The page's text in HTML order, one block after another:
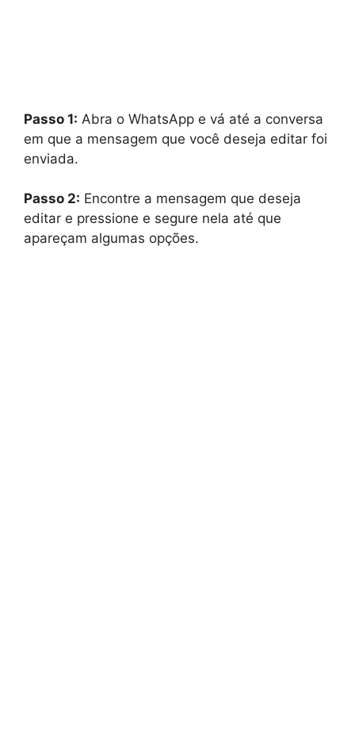
Passo 1: Abra o WhatsApp e vá até a conversa
em que a mensagem que você deseja editar foi
enviada.
Passo 2: Encontre a mensagem que deseja
editar e pressione e segure nela até que
apareçam algumas opções.